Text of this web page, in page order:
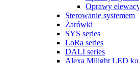
Oprawy
Sterowanie systemem
Żarówki
SYS series
LoRa series
DALI series
Alexa Milight LED